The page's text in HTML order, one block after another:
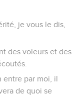
je vous le dis,
des voleurs et des
entre par moi, il
de quoi se